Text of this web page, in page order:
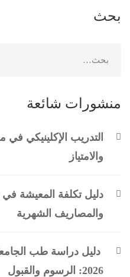
بحث
منشورات شائعة
التدريب الإكلينيكي
والامتياز
والمصاريف الشهرية
دليل دراسة طب
2026: الرسوم والقبول